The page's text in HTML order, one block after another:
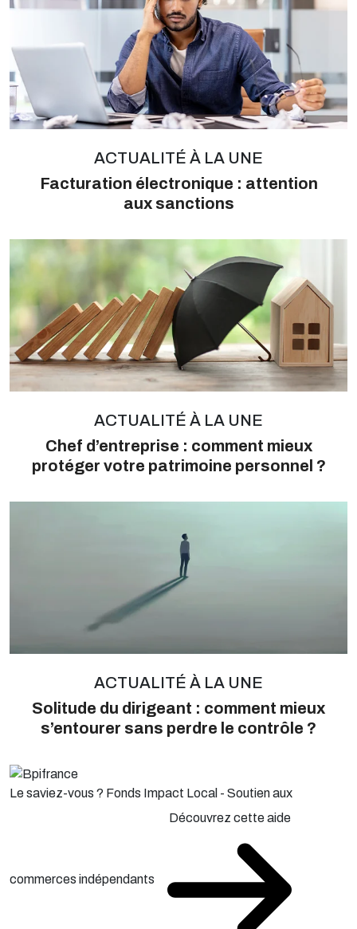
ACTUALITÉ À LA UNE
Facturation électronique : attention
aux sanctions
ACTUALITÉ À LA UNE
Chef d’entreprise : comment mieux
protéger votre patrimoine personnel ?
ACTUALITÉ À LA UNE
Solitude du dirigeant : comment mieux
s’entourer sans perdre le contrôle ?
Le saviez-vous ? Fonds Impact Local - Soutien aux
commerces indépendants
Découvrez cette aide